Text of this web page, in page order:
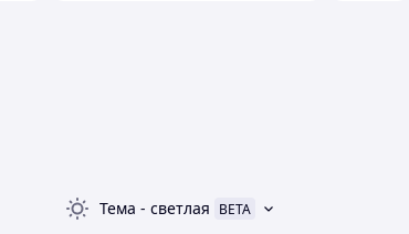
Тема - светлая BETA